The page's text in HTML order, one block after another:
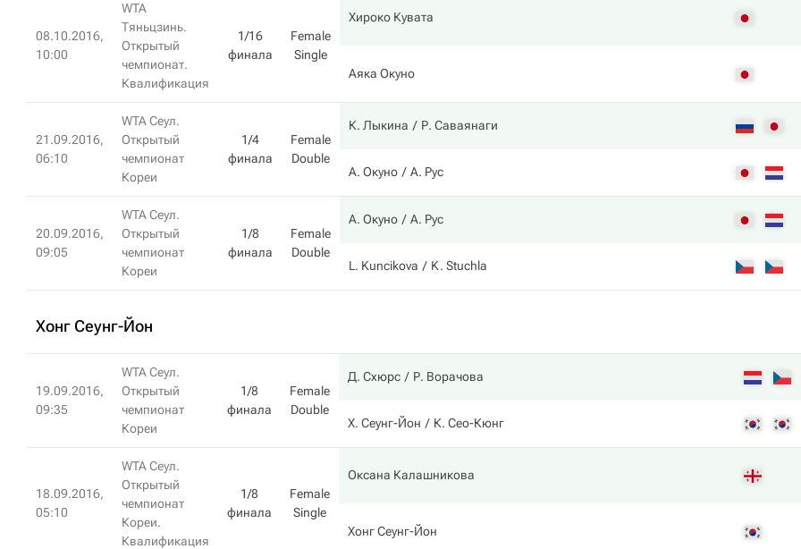
08.10.2016,
10:00
WTA
Тяньцзинь.
Открытый
чемпионат.
Квалификация
1/16
финала
Female
Single
Хироко Кувата
Аяка Окуно
21.09.2016,
06:10
WTA Сеул.
Открытый
чемпионат
Кореи
1/4
финала
Female
Double
К. Лыкина Р. Саваянаги
А. Окуно А. Рус
20.09.2016,
09:05
WTA Сеул.
Открытый
чемпионат
Кореи
1/8
финала
Female
Double
А. Окуно А. Рус
L. Kuncikova K. Stuchla
Хонг Сеунг-Йон
19.09.2016,
09:35
WTA Сеул.
Открытый
чемпионат
Кореи
1/8
финала
Female
Double
Д. Схюрс Р. Ворачова
Х. Сеунг-Йон К. Сео-Кюнг
18.09.2016,
05:10
WTA Сеул.
Открытый
чемпионат
Кореи.
Квалификация
1/8
финала
Female
Single
Оксана Калашникова
Хонг Сеунг-Йон